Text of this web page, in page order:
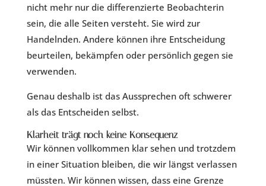
nicht mehr nur die differenzierte Beobachterin
sein, die alle Seiten versteht. Sie wird zur
Handelnden. Andere können ihre Entscheidung
beurteilen, bekämpfen oder persönlich gegen sie
verwenden.
Genau deshalb ist das Aussprechen oft schwerer
als das Entscheiden selbst.
Klarheit trägt noch keine Konsequenz
Wir können vollkommen klar sehen und trotzdem
in einer Situation bleiben, die wir längst verlassen
müssten. Wir können wissen, dass eine Grenze